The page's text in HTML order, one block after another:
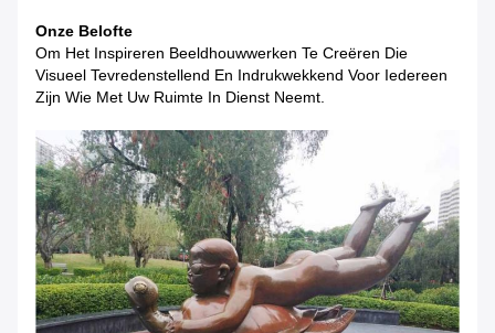
Onze Belofte
Om Het Inspireren Beeldhouwwerken Te Creëren Die
Visueel Tevredenstellend En Indrukwekkend Voor Iedereen
Zijn Wie Met Uw Ruimte In Dienst Neemt.